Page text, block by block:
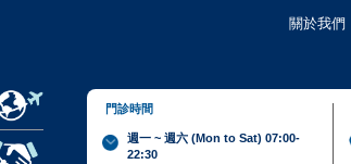
關於我們
門診時間
週一 ~ 週六 (Mon to Sat) 07:00-
22:30